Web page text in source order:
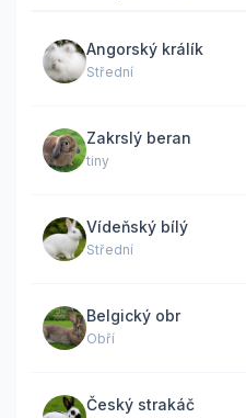
Angorský králík
Střední
Zakrslý beran
tiny
Vídeňský bílý
Střední
Belgický obr
Obří
Český strakáč